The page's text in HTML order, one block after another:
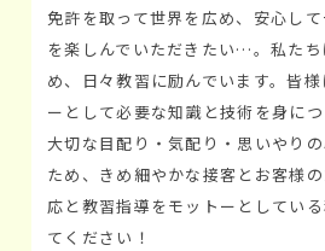
免許を取って世界を広め、安心し
を楽しんでいただきたい…。私た
め、日々教習に励んでいます。皆
ーとして必要な知識と技術を身に
大切な目配り・気配り・思いやり
ため、きめ細やかな接客とお客様
応と教習指導をモットーとしてい
てください！